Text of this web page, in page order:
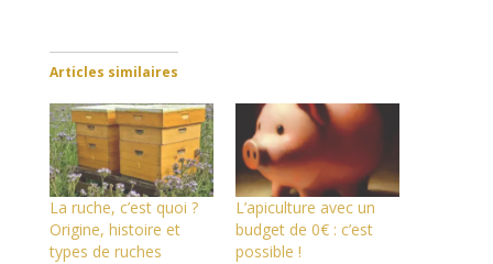
Articles similaires
La ruche, c’est quoi ?
Origine, histoire et
types de ruches
L’apiculture avec un
budget de 0€ : c’est
possible !